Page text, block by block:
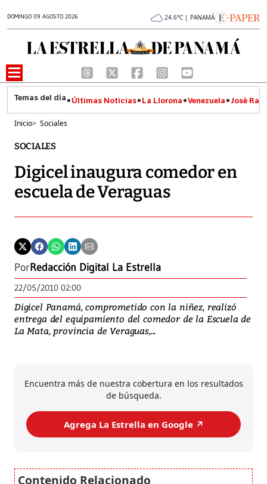
DOMINGO 09 AGOSTO 2026 24.6°C | PANAMÁ
Últimas Noticias La Llorona Venezuela José
Inicio> Sociales
SOCIALES
Digicel inaugura comedor en
escuela de Veraguas
PorRedacción Digital La Estrella
22/05/2010 02:00
Digicel Panamá, comprometido con la niñez, realizó
entrega del equipamiento del comedor de la Escuela de
La Mata, provincia de Veraguas,...
Encuentra más de nuestra cobertura en los resultados
de búsqueda.
Agrega La Estrella en Google ↗️